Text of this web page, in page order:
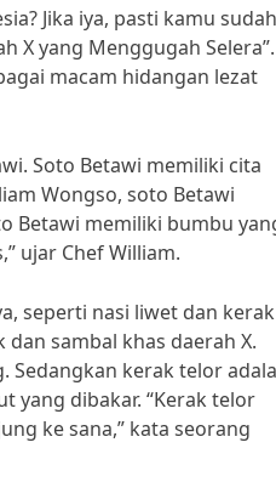
Jika iya, pasti kamu sudah
X yang Menggugah Selera”.
macam hidangan lezat
Soto Betawi memiliki cita
Wongso, soto Betawi
Betawi memiliki bumbu
ujar Chef William.
seperti nasi liwet dan kerak
sambal khas daerah X.
Sedangkan kerak telor
yang dibakar. “Kerak telor
ke sana,” kata seorang